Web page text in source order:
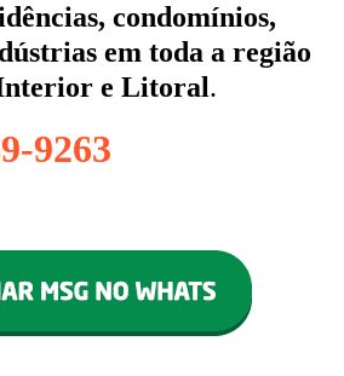
condomínios,
em toda a região
e Litoral.
9263